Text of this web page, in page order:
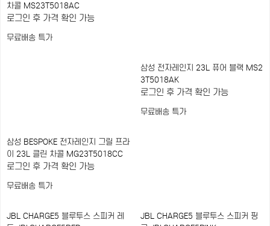
차콜 MS23T5018AC
로그인 후 가격 확인 가능
무료배송 특가
삼성 전자레인지 23L 퓨어 블랙 MS2
3T5018AK
로그인 후 가격 확인 가능
무료배송 특가
삼성 BESPOKE 전자레인지 그릴 프라
이 23L 클린 차콜 MG23T5018CC
로그인 후 가격 확인 가능
무료배송 특가
JBL CHARGE5 블루투스 스피커 핑
JBL CHARGE5 블루투스 스피커 레